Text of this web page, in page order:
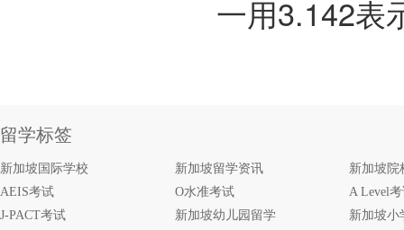
一用3.142表
留学标签
新加坡国际学校 新加坡留学资讯
新加坡院
AEIS考试
O水准考试
A Level
J-PACT考试
新加坡幼儿园留学
新加坡小